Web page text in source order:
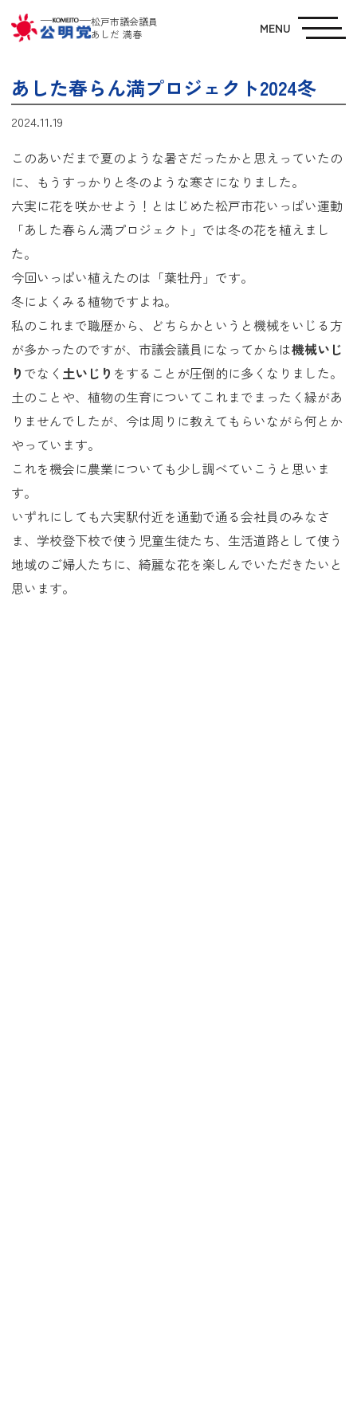
松戸市議会議員
あしだ 満春
MENU
あした春らん満プロジェクト2024冬
2024.11.19
このあいだまで夏のような暑さだったかと思えっていたの
に、もうすっかりと冬のような寒さになりました。
六実に花を咲かせよう！とはじめた松戸市花いっぱい運動
「あした春らん満プロジェクト」では冬の花を植えまし
た。
今回いっぱい植えたのは「葉牡丹」です。
冬によくみる植物ですよね。
私のこれまで職歴から、どちらかというと機械をいじる方
が多かったのですが、市議会議員になってからは機械いじ
り でなく 土いじり をすることが圧倒的に多くなりました。
土のことや、植物の生育についてこれまでまったく縁があ
りませんでしたが、今は周りに教えてもらいながら何とか
やっています。
これを機会に農業についても少し調べていこうと思いま
す。
いずれにしても六実駅付近を通勤で通る会社員のみなさ
ま、学校登下校で使う児童生徒たち、生活道路として使う
地域のご婦人たちに、綺麗な花を楽しんでいただきたいと
思います。